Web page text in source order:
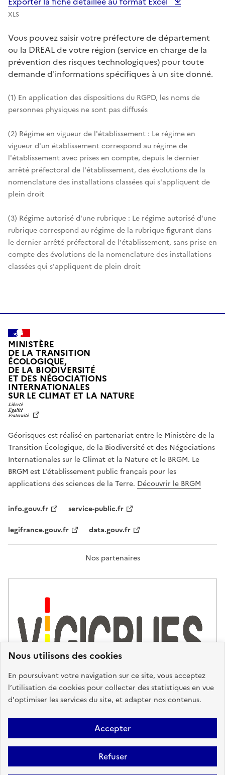
Nous utilisons des cookies
En poursuivant votre navigation sur ce site, vous acceptez
l’utilisation de cookies pour collecter des statistiques en vue
d'optimiser les services du site, et adapter nos contenus.
Accepter
Refuser
XLS
Vous pouvez saisir votre préfecture de département
ou la DREAL de votre région (service en charge de la
prévention des risques technologiques) pour toute
demande d'informations spécifiques à un site donné.
(1) En application des dispositions du RGPD, les noms de
personnes physiques ne sont pas diffusés
(2) Régime en vigueur de l'établissement : Le régime en
vigueur d'un établissement correspond au régime de
l'établissement avec prises en compte, depuis le dernier
arrêté préfectoral de l'établissement, des évolutions de la
nomenclature des installations classées qui s'appliquent de
plein droit
(3) Régime autorisé d'une rubrique : Le régime autorisé d'une
rubrique correspond au régime de la rubrique figurant dans
le dernier arrêté préfectoral de l'établissement, sans prise en
compte des évolutions de la nomenclature des installations
classées qui s'appliquent de plein droit
MINISTÈRE
DE LA TRANSITION
ÉCOLOGIQUE,
DE LA BIODIVERSITÉ
ET DES NÉGOCIATIONS
INTERNATIONALES
SUR LE CLIMAT ET LA NATUREL
T
É
,
É
G
A
L
F
A
T
N
Géorisques est réalisé en partenariat entre le Ministère de la
Transition Écologique, de la Biodiversité et des Négociations
Internationales sur le Climat et la Nature et le BRGM. Le
BRGM est L'établissement public français pour les
applications des sciences de la Terre. Découvrir le BRGM
info.gouv.fr
service-public.fr
legifrance.gouv.fr
data.gouv.fr
Nos partenaires
Plan du site Accessibilité : partiellement conforme
Mentions
Légales
Données personnelles Gestion des cookies
FAQ